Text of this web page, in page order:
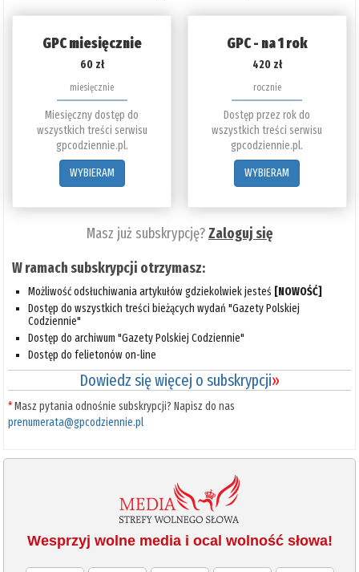
GPC miesięcznie
60 zł
miesięcznie
Miesięczny dostęp do
wszystkich treści serwisu
gpcodziennie.pl.
WYBIERAM
GPC - na 1 rok
420 zł
rocznie
Dostęp przez rok do
wszystkich treści serwisu
gpcodziennie.pl.
WYBIERAM
Masz już subskrypcję?Zaloguj się
W ramach subskrypcji otrzymasz:
Możliwość odsłuchiwania artykułów gdziekolwiek jesteś [NOWOŚĆ]
Dostęp do wszystkich treści bieżących wydań "Gazety Polskiej
Codziennie"
Dostęp do archiwum "Gazety Polskiej Codziennie"
Dostęp do felietonów on-line
Dowiedz się więcej o subskrypcji»
*Masz pytania odnośnie subskrypcji? Napisz do nas
prenumerata@gpcodziennie.pl
Wesprzyj wolne media i ocal wolność słowa!